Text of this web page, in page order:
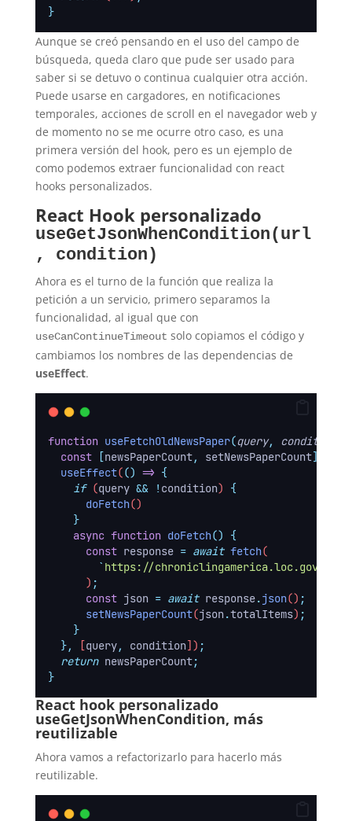
}
Aunque se creó pensando en el uso del campo de
búsqueda, queda claro que pude ser usado para
saber si se detuvo o continua cualquier otra acción.
Puede usarse en cargadores, en notificaciones
temporales, acciones de scroll en el navegador web y
de momento no se me ocurre otro caso, es una
primera versión del hook, pero es un ejemplo de
como podemos extraer funcionalidad con react
hooks personalizados.
React Hook personalizado
useGetJsonWhenCondition(url
, condition)
Ahora es el turno de la función que realiza la
petición a un servicio, primero separamos la
funcionalidad, al igual que con
useCanContinueTimeout solo copiamos el código y
cambiamos los nombres de las dependencias de
useEffect.
function useFetchOldNewsPaper(query, condition
const
[newsPaperCount, setNewsPaperCount]
useEffect(() => {
if (query && !condition) {
doFetch()
}
async function doFetch()
{
const response = await fetch(
` https://chroniclingamerica.loc.gov/
      )
;
const json = await response.json() ;
setNewsPaperCount(json.totalItems) ;
}
},
[query, condition]) ;
return newsPaperCount;
}
React hook personalizado
useGetJsonWhenCondition, más
reutilizable
Ahora vamos a refactorizarlo para hacerlo más
reutilizable.